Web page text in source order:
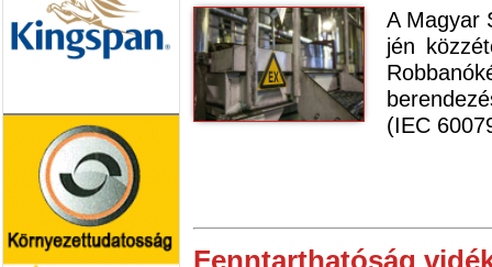
A Magyar
jén
(IEC
Fenntarthatóság